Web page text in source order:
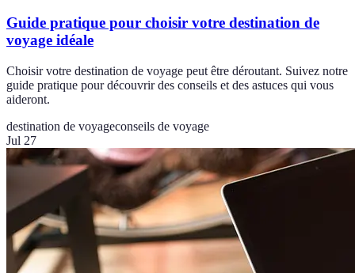
Guide pratique pour choisir votre destination de
voyage idéale
Choisir votre destination de voyage peut être déroutant. Suivez notre
guide pratique pour découvrir des conseils et des astuces qui vous
aideront.
destination de voyageconseils de voyage
Jul 27